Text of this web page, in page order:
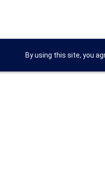
By using this site, you